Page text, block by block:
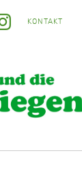
KONTAKT